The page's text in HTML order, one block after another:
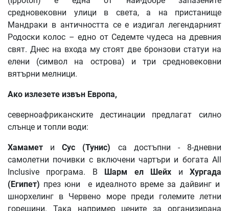
средновековни улици в света, а на пристанище
Мандраки в античността се е издигал легендарният
Родоски колос – едно от Седемте чудеса на древния
свят. Днес на входа му стоят две бронзови статуи на
елени (символ на острова) и три средновековни
вятърни мелници.
Ако излезете извън Европа,
северноафриканските дестинации предлагат силно
слънце и топли води:
Хамамет иСус (Тунис) са достъпни - 8-дневни
самолетни почивки с включени чартъри и богата All
Inclusive програма. В
Шарм ел Шейх иХургада
(Египет) през юни е идеалното време за дайвинг и
шнорхелинг в Червено море преди големите летни
горещини. Така например цените за организирана